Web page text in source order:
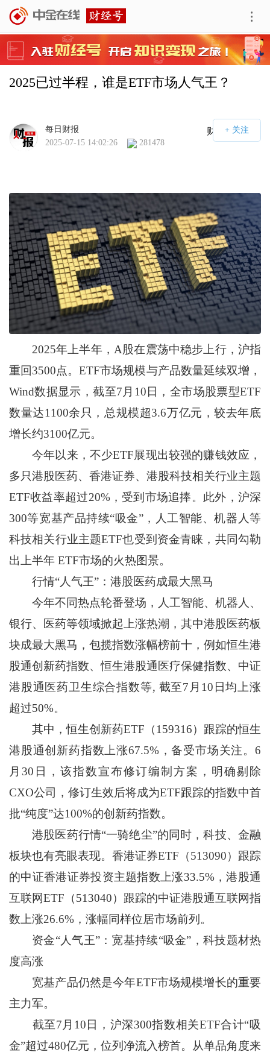
2025已过半程，谁是ETF市场人气王？
财经号APP
每日财报
2025-07-15 14:02:26
281478
2025年上半年，A股在震荡中稳步上行，沪指
重回3500点。ETF市场规模与产品数量延续双增，
Wind数据显示，截至7月10日，全市场股票型ETF
数量达1100余只，总规模超3.6万亿元，较去年底
增长约3100亿元。
今年以来，不少ETF展现出较强的赚钱效应，
多只港股医药、香港证券、港股科技相关行业主题
ETF收益率超过20%，受到市场追捧。此外，沪深
300等宽基产品持续“吸金”，人工智能、机器人等
科技相关行业主题ETF也受到资金青睐，共同勾勒
出上半年 ETF市场的火热图景。
行情“人气王”：港股医药成最大黑马
今年不同热点轮番登场，人工智能、机器人、
银行、医药等领域掀起上涨热潮，其中港股医药板
块成最大黑马，包揽指数涨幅榜前十，例如恒生港
股通创新药指数、恒生港股通医疗保健指数、中证
港股通医药卫生综合指数等, 截至7月10日均上涨
超过50%。
其中，恒生创新药ETF（159316）跟踪的恒生
港股通创新药指数上涨67.5%，备受市场关注。6
月30日，该指数宣布修订编制方案，明确剔除
CXO公司，修订生效后将成为ETF跟踪的指数中首
批“纯度”达100%的创新药指数。
港股医药行情“一骑绝尘”的同时，科技、金融
板块也有亮眼表现。香港证券ETF（513090）跟踪
的中证香港证券投资主题指数上涨33.5%，港股通
互联网ETF（513040）跟踪的中证港股通互联网指
数上涨26.6%，涨幅同样位居市场前列。
资金“人气王”：宽基持续“吸金”，科技题材热
度高涨
宽基产品仍然是今年ETF市场规模增长的重要
主力军。
截至7月10日，沪深300指数相关ETF合计“吸
金”超过480亿元，位列净流入榜首。从单品角度来